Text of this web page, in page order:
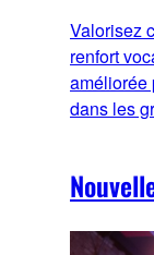
Valorisez
renfort
améliorée
dans les